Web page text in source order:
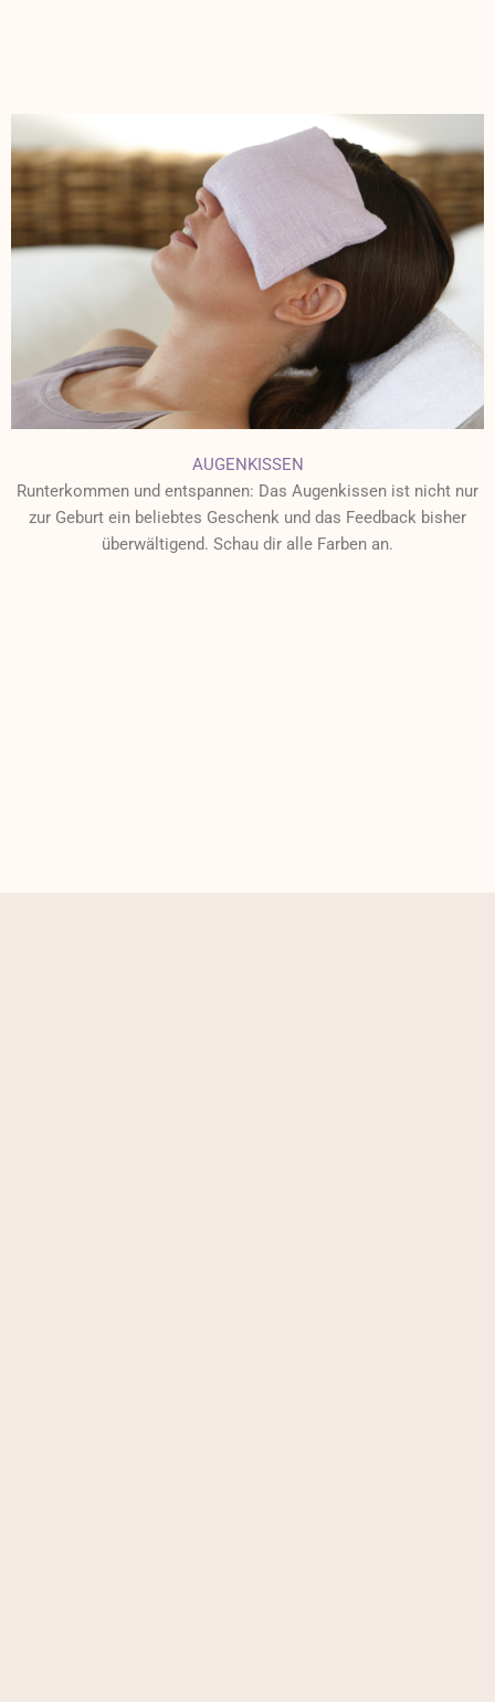
AUGENKISSEN
Runterkommen und entspannen: Das Augenkissen ist nicht nur
zur Geburt ein beliebtes Geschenk und das Feedback bisher
überwältigend. Schau dir alle Farben an.